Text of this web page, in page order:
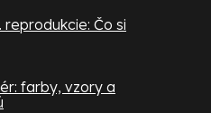
Čo si
farby, vzory a